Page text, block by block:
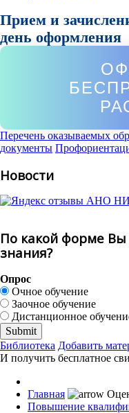
Прием и
день оформления
Перечень оказываемых
документы
Новости
По какой форме Вы
знания?
Опрос
Очное обучение
Заочное обучение
Дистанционное
Библиотека Добавить
И получить бесплатное
Главная
Повышение